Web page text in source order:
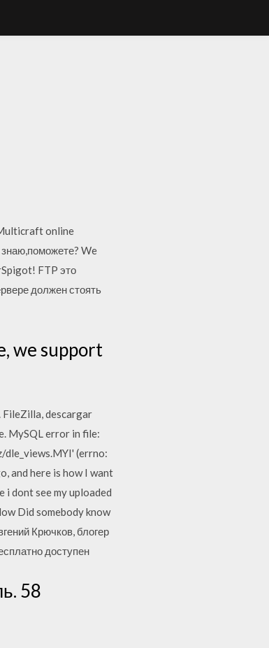
online
We
FTP это
должен стоять
we support
FileZilla, descargar
MySQL error in file:
dle_views.MYI' (errno:
and here is how I want
i dont see my uploaded
Did somebody know
Крючков, блогер
доступен
58